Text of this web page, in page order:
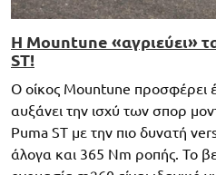
H Mountune «αγριεύει»
ST!
Ο οίκος Mountune προσφέρει
αυξάνει την ισχύ των σπορ
Puma ST με την πιο δυνατή
άλογα και 365 Nm ροπής. Το